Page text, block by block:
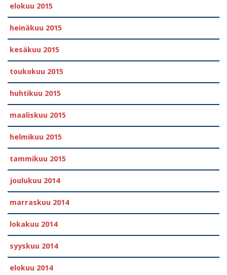
elokuu 2015
heinäkuu 2015
kesäkuu 2015
toukokuu 2015
huhtikuu 2015
maaliskuu 2015
helmikuu 2015
tammikuu 2015
joulukuu 2014
marraskuu 2014
lokakuu 2014
syyskuu 2014
elokuu 2014